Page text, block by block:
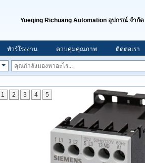
Yueqing Richuang Automation อุปกรณ์ จำกัด
ทัวร์โรงงาน ควบคุมคุณภาพ ติดต่อเรา
1 2 3 4 5